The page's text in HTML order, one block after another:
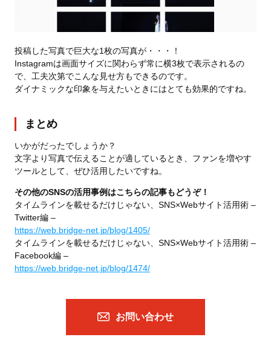
投稿した写真で巨大な1枚の写真が・・・！
Instagramは画面サイズに関わらず常に横3枚で表示されるの
で、工夫次第でこんな見せ方もできるのです。
ダイナミックな印象を与えたいときにはとても効果的ですね。
まとめ
いかがだったでしょうか？
文字より写真で伝えることが適しているとき、ファンを増やす
ツールとして、ぜひ活用したいですね。
その他のSNSの活用事例はこちらの記事もどうぞ！
タイムラインを載せるだけじゃない、SNS×Webサイト活用術 –
Twitter編 –
https://web.bridge-net.jp/blog/1405/
タイムラインを載せるだけじゃない、SNS×Webサイト活用術 –
Facebook編 –
https://web.bridge-net.jp/blog/1474/
お問い合わせ